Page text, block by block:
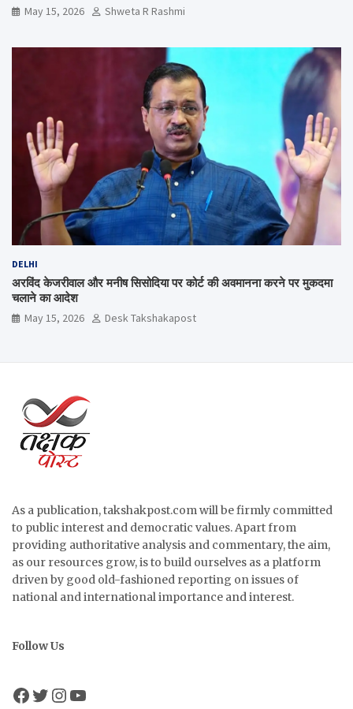
May 15, 2026 Shweta R Rashmi
DELHI
अरविंद केजरीवाल और मनीष सिसोदिया पर कोर्ट की अवमानना करने पर मुकदमा
चलाने का आदेश
May 15, 2026 Desk Takshakapost
As a publication, takshakpost.com will be firmly committed
to public interest and democratic values. Apart from
providing authoritative analysis and commentary, the aim,
as our resources grow, is to build ourselves as a platform
driven by good old-fashioned reporting on issues of
national and international importance and interest.
Follow Us
Facebook
Twitter
Instagram
YouTube